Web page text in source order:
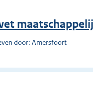
door: Amersfoort